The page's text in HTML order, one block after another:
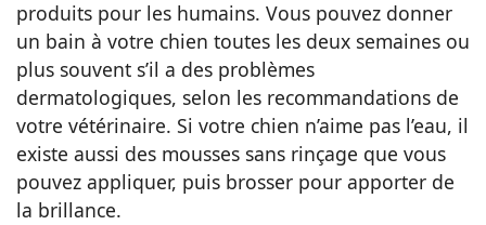
produits pour les humains. Vous pouvez donner
un bain à votre chien toutes les deux semaines ou
plus souvent s’il a des problèmes
dermatologiques, selon les recommandations de
votre vétérinaire. Si votre chien n’aime pas l’eau, il
existe aussi des mousses sans rinçage que vous
pouvez appliquer, puis brosser pour apporter de
la brillance.